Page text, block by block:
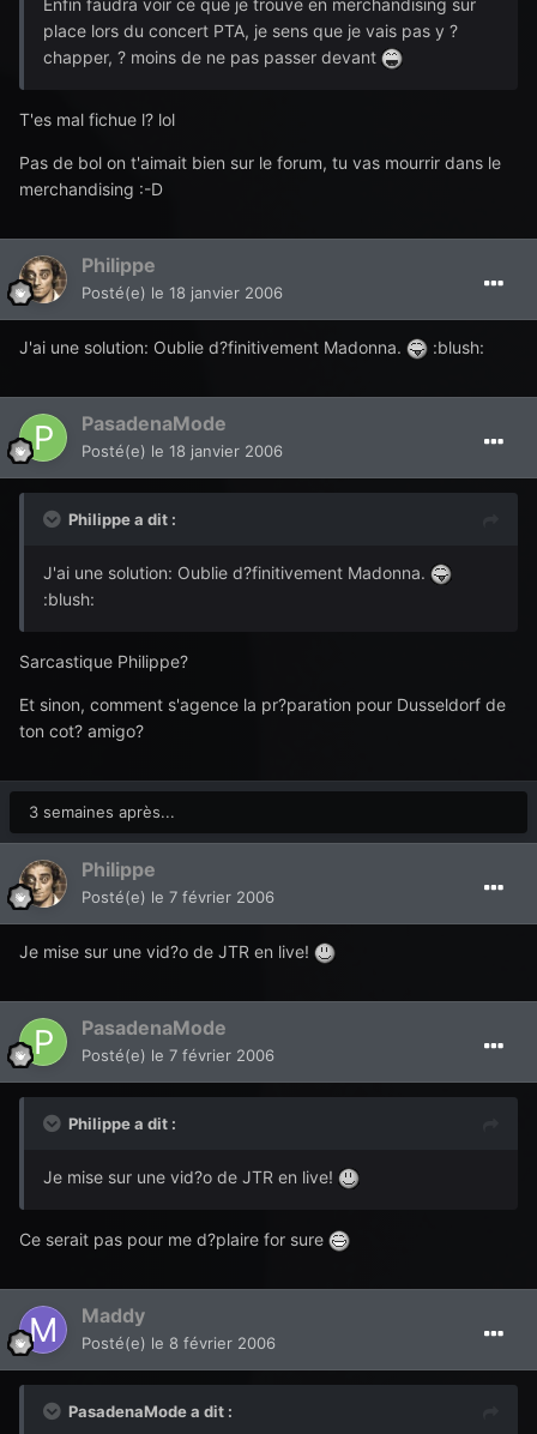
Enfin faudra voir ce que je trouve en merchandising sur
place lors du concert PTA, je sens que je vais pas y ?
chapper, ? moins de ne pas passer devant
T'es mal fichue l? lol
Pas de bol on t'aimait bien sur le forum, tu vas mourrir dans le
merchandising :-D
Philippe
Posté(e) le 18 janvier 2006
J'ai une solution: Oublie d?finitivement Madonna. :blush:
PasadenaMode
Posté(e) le 18 janvier 2006
Philippe a dit :
J'ai une solution: Oublie d?finitivement Madonna.
:blush:
Sarcastique Philippe?
Et sinon, comment s'agence la pr?paration pour Dusseldorf de
ton cot? amigo?
3 semaines après...
Philippe
Posté(e) le 7 février 2006
Je mise sur une vid?o de JTR en live!
PasadenaMode
Posté(e) le 7 février 2006
Philippe a dit :
Je mise sur une vid?o de JTR en live!
Ce serait pas pour me d?plaire for sure
Maddy
Posté(e) le 8 février 2006
PasadenaMode a dit :